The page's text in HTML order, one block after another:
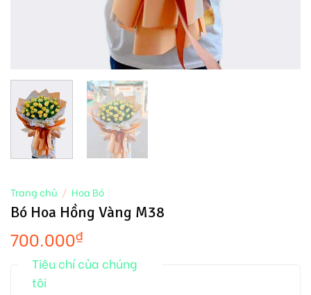
Trang chủ / Hoa Bó
Bó Hoa Hồng Vàng M38
700.000₫
Tiêu chí của chúng
tôi